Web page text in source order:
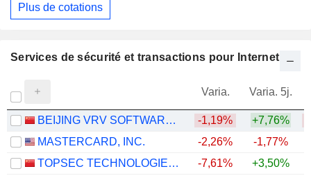
Plus de cotations
Services de sécurité et transactions pour Internet
Varia. Varia. 5j.
BEIJING VRV SOFTWARE CORPORATION LIMITED -1,19% +7,76%
MASTERCARD, INC.
-2,26% -1,77%
TOPSEC TECHNOLOGIES GROUP INC.
-7,61% +3,50%